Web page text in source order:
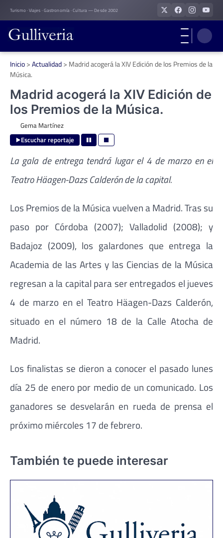
Skip
to
content
Turismo · Viajes · Gastronomía · Cultura — Desde 2002
Inicio>Actualidad> Madrid acogerá la XIV Edición de los Premios de la
Música.
Madrid acogerá la XIV Edición de
los Premios de la Música.
Gema Martínez
Escuchar reportaje
La gala de entrega tendrá lugar el 4 de marzo en el
Teatro Häagen-Dazs Calderón de la capital.
Los Premios de la Música vuelven a Madrid. Tras su
paso por Córdoba (2007); Valladolid (2008); y
Badajoz (2009), los galardones que entrega la
Academia de las Artes y las Ciencias de la Música
regresan a la capital para ser entregados el jueves
4 de marzo en el Teatro Häagen-Dazs Calderón,
situado en el número 18 de la Calle Atocha de
Madrid.
Los finalistas se dieron a conocer el pasado lunes
día 25 de enero por medio de un comunicado. Los
ganadores se desvelarán en rueda de prensa el
próximo miércoles 17 de febrero.
También te puede interesar